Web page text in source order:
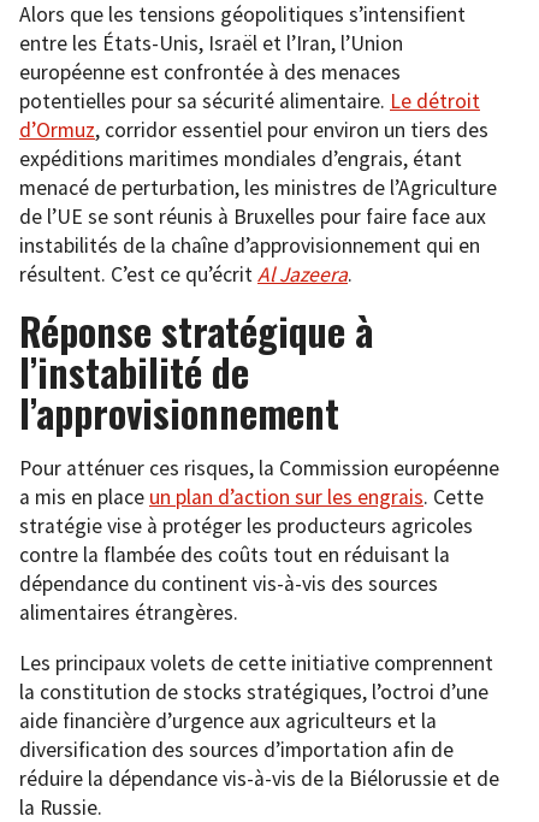
Alors que les tensions géopolitiques s’intensifient
entre les États-Unis, Israël et l’Iran, l’Union
européenne est confrontée à des menaces
potentielles pour sa sécurité alimentaire. Le détroit
d’Ormuz, corridor essentiel pour environ un tiers des
expéditions maritimes mondiales d’engrais, étant
menacé de perturbation, les ministres de l’Agriculture
de l’UE se sont réunis à Bruxelles pour faire face aux
instabilités de la chaîne d’approvisionnement qui en
résultent. C’est ce qu’écritAl Jazeera.
Réponse stratégique à
l’instabilité de
l’approvisionnement
Pour atténuer ces risques, la Commission européenne
a mis en place un plan d’action sur les engrais. Cette
stratégie vise à protéger les producteurs agricoles
contre la flambée des coûts tout en réduisant la
dépendance du continent vis-à-vis des sources
alimentaires étrangères.
Les principaux volets de cette initiative comprennent
la constitution de stocks stratégiques, l’octroi d’une
aide financière d’urgence aux agriculteurs et la
diversification des sources d’importation afin de
réduire la dépendance vis-à-vis de la Biélorussie et de
la Russie.